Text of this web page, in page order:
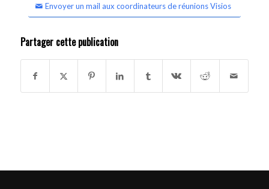
Envoyer un mail aux coordinateurs de réunions Visios
Partager cette publication